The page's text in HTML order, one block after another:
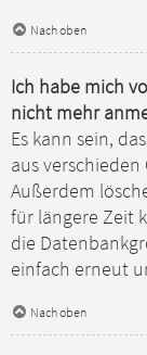
Nach oben
Ich habe mich
nicht mehr
Es kann sein,
aus
Außerdem
für längere Zeit
die
einfach erneut
Nach oben